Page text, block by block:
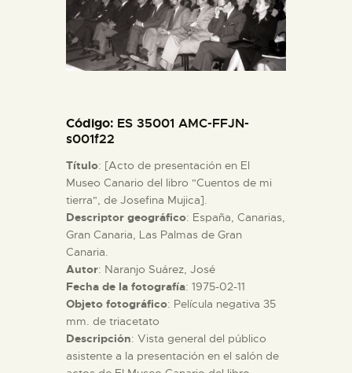
█
COLECCIONES
DIDÁCTICA
ESPAÑOL
Código: ES 35001 AMC-FFJN-
s001f22
Título: [Acto de presentación en El
Museo Canario del libro "Cuentos de mi
tierra", de Josefina Mujica].
Descriptor geográfico: España, Canarias,
Gran Canaria, Las Palmas de Gran
Canaria.
Autor: Naranjo Suárez, José
Fecha de la fotografía: 1975-02-11
Objeto fotográfico: Película negativa 35
mm. de triacetato
Descripción: Vista general del público
asistente a la presentación en el salón de